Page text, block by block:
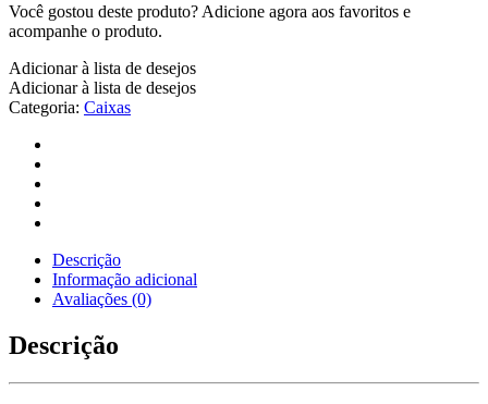
Você gostou deste produto? Adicione agora aos favoritos e
acompanhe o produto.
Adicionar à lista de desejos
Adicionar à lista de desejos
Categoria: Caixas
Descrição
Informação adicional
Avaliações (0)
Descrição